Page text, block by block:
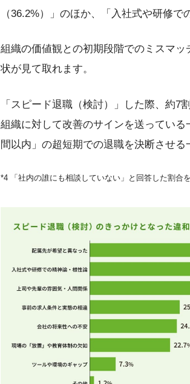
（36.2%）」のほか、「入社式や研修
組織の価値観との初期段階でのミスマ
状が見て取れます。
「スピード退職（検討）」した際、約
組織に対して改善のサインを送ってい
間以内」の超短期での退職を決断させる
*4 「社内の誰にも相談していない」と回答した割合